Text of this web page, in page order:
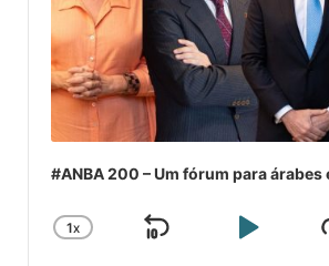
#ANBA 200 – Um fórum para
CHANGE
1X
SKIP
PLAY